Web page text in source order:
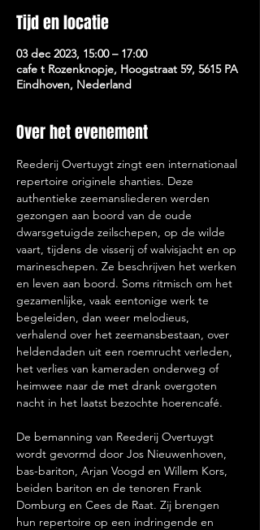
Tijd en locatie
03 dec 2023, 15:00 – 17:00
cafe t Rozenknopje, Hoogstraat 59, 5615 PA
Eindhoven, Nederland
Over het evenement
Reederij Overtuygt zingt een internationaal
repertoire originele shanties. Deze
authentieke zeemansliederen werden
gezongen aan boord van de oude
dwarsgetuigde zeilschepen, op de wilde
vaart, tijdens de visserij of walvisjacht en op
marineschepen. Ze beschrijven het werken
en leven aan boord. Soms ritmisch om het
gezamenlijke, vaak eentonige werk te
begeleiden, dan weer melodieus,
verhalend over het zeemansbestaan, over
heldendaden uit een roemrucht verleden,
het verlies van kameraden onderweg of
heimwee naar de met drank overgoten
nacht in het laatst bezochte hoerencafé.
De bemanning van Reederij Overtuygt
wordt gevormd door Jos Nieuwenhoven,
bas-bariton, Arjan Voogd en Willem Kors,
beiden bariton en de tenoren Frank
Domburg en Cees de Raat. Zij brengen
hun repertoire op een indringende en